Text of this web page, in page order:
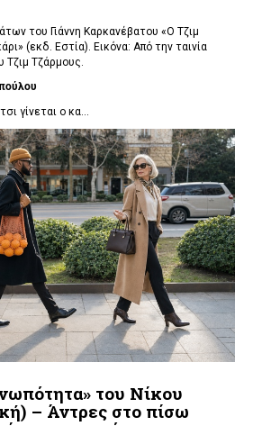
του Γιάννη Καρκανέβατου «Ο Τζιμ
(εκδ. Εστία). Εικόνα: Από την ταινία
Τζάρμους.
γίνεται ο κα...
του Νίκου
– Άντρες στο πίσω